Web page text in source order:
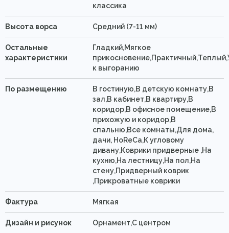
классика
Высота ворса Средний (7-11 мм)
Остальные
характеристики
Гладкий,Мягкое
к выгоранию
По размещению
В гостиную,В детскую комнату,В
зал,В кабинет,В квартиру,В
коридор,В офисное помещение,В
прихожую и коридор,В
спальню,Все комнаты,Для дома,
дачи, HoReCa,К угловому
дивану,Коврики придверные ,На
кухню,На лестницу,На пол,На
стену,Придверный коврик
,Прикроватные коврики
Фактура Мягкая
Дизайн и рисунок Орнамент,С центром